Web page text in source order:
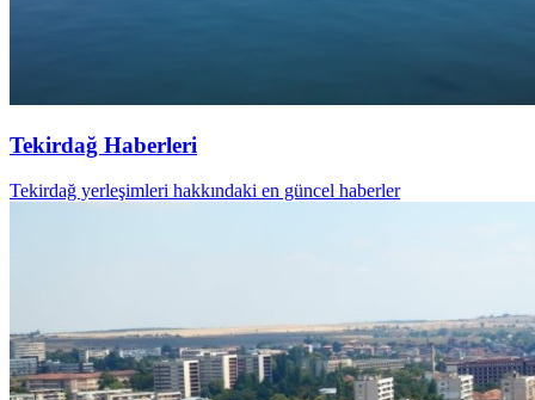
Tekirdağ Haberleri
Tekirdağ yerleşimleri hakkındaki en güncel haberler